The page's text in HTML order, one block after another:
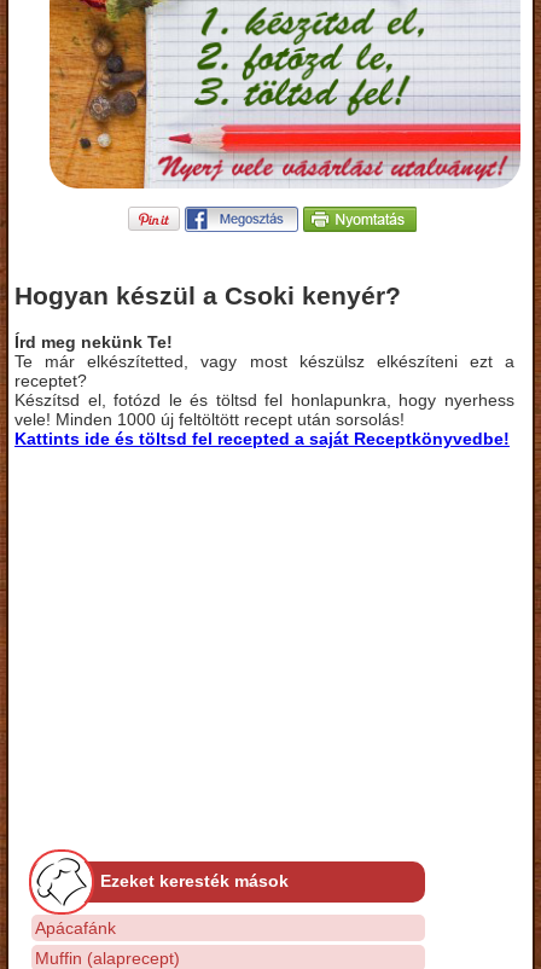
Hogyan készül a Csoki kenyér?
Írd meg nekünk Te!
Te már elkészítetted, vagy most készülsz elkészíteni ezt a
receptet?
Készítsd el, fotózd le és töltsd fel honlapunkra, hogy nyerhess
vele! Minden 1000 új feltöltött recept után sorsolás!
Kattints ide és töltsd fel recepted a saját Receptkönyvedbe!
Ezeket keresték mások
Apácafánk
Muffin (alaprecept)